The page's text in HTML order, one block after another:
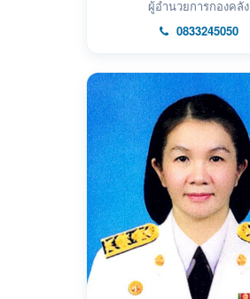
ผู้อำนวยการกองคลัง
0833245050